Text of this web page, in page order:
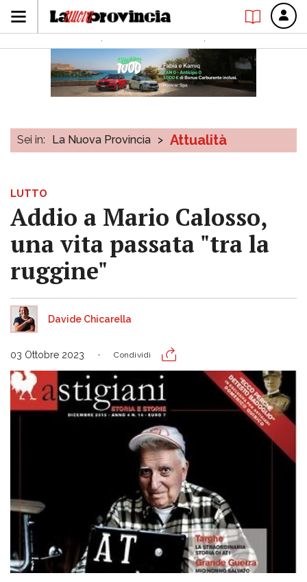
Sei in: La Nuova Provincia > Attualità
LUTTO
Addio a Mario Calosso,
una vita passata "tra la
ruggine"
Davide Chicarella
03 Ottobre 2023 Condividi